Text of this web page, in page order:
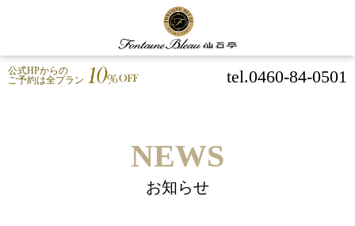
公式HPからの
ご予約は全プラン
tel.0460-84-0501
NEWS
お知らせ